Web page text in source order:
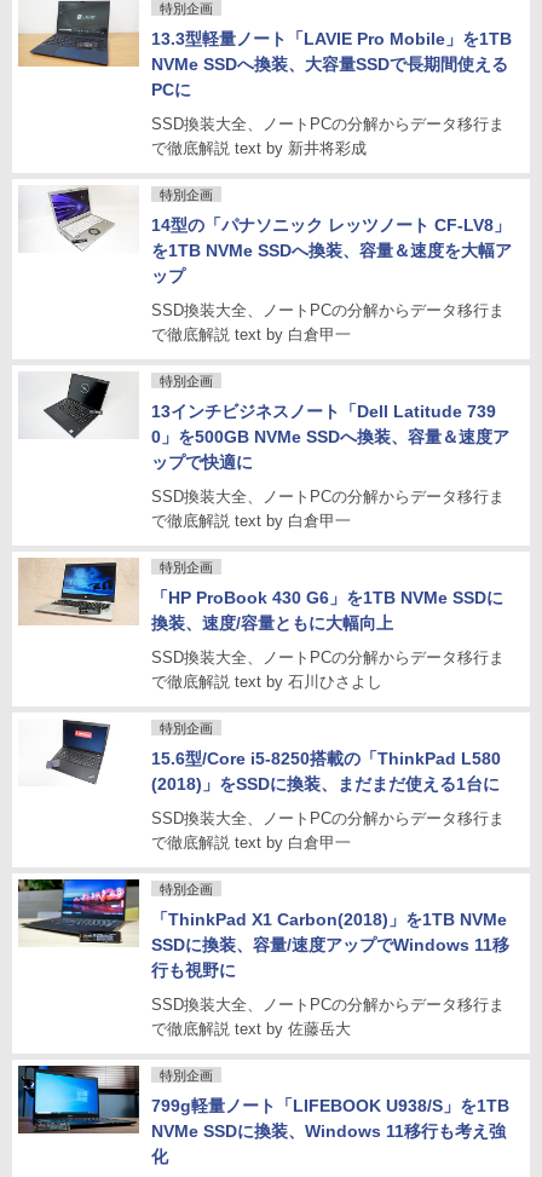
特別企画
13.3型軽量ノート「LAVIE Pro Mobile」を1TB
NVMe SSDへ換装、大容量SSDで長期間使える
PCに
SSD換装大全、ノートPCの分解からデータ移行ま
で徹底解説 text by 新井将彩成
特別企画
14型の「パナソニック レッツノート CF-LV8」
を1TB NVMe SSDへ換装、容量＆速度を大幅ア
ップ
SSD換装大全、ノートPCの分解からデータ移行ま
で徹底解説 text by 白倉甲一
特別企画
13インチビジネスノート「Dell Latitude 739
0」を500GB NVMe SSDへ換装、容量＆速度ア
ップで快適に
SSD換装大全、ノートPCの分解からデータ移行ま
で徹底解説 text by 白倉甲一
特別企画
「HP ProBook 430 G6」を1TB NVMe SSDに
換装、速度/容量ともに大幅向上
SSD換装大全、ノートPCの分解からデータ移行ま
で徹底解説 text by 石川ひさよし
特別企画
15.6型/Core i5-8250搭載の「ThinkPad L580
(2018)」をSSDに換装、まだまだ使える1台に
SSD換装大全、ノートPCの分解からデータ移行ま
で徹底解説 text by 白倉甲一
特別企画
「ThinkPad X1 Carbon(2018)」を1TB NVMe
SSDに換装、容量/速度アップでWindows 11移
行も視野に
SSD換装大全、ノートPCの分解からデータ移行ま
で徹底解説 text by 佐藤岳大
特別企画
799g軽量ノート「LIFEBOOK U938/S」を1TB
NVMe SSDに換装、Windows 11移行も考え強
化